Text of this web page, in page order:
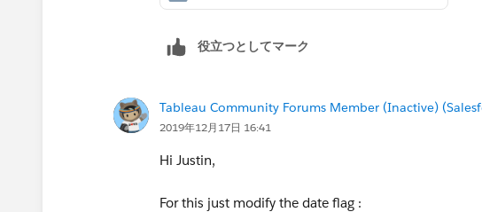
役立つとしてマーク
Tableau Community Forums Member (Inactive)
2019年12月17日 16:41
Hi Justin,
For this just modify the date flag :